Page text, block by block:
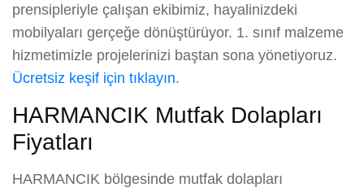
prensipleriyle çalışan ekibimiz, hayalinizdeki
mobilyaları gerçeğe dönüştürüyor. 1. sınıf malzeme
hizmetimizle projelerinizi baştan sona yönetiyoruz.
Ücretsiz keşif için tıklayın.
HARMANCIK Mutfak Dolapları
Fiyatları
HARMANCIK bölgesinde mutfak dolapları